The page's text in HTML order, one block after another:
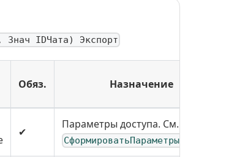
Знач IDЧата) Экспорт
Обяз. Назначение
✔
Параметры доступа. См.
СформироватьПараметрыДоступа